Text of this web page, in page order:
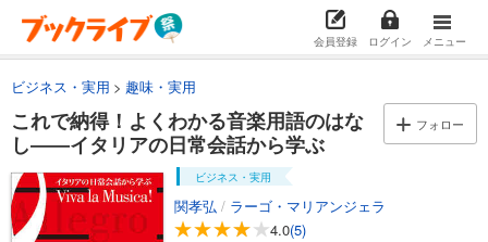
会員登録 ログイン メニュー
ビジネス・実用 趣味・実用
これで納得！よくわかる音楽用語のはな
し――イタリアの日常会話から学ぶ
フォロー
ビジネス・実用
関孝弘 / ラーゴ・マリアンジェラ
4.0(5)